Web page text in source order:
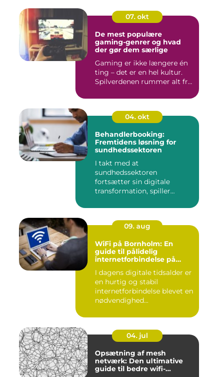
07. okt
De mest populære
gaming-genrer og hvad
der gør dem særlige
Gaming er ikke længere én
ting – det er en hel kultur.
Spilverdenen rummer alt fr...
04. okt
Behandlerbooking:
Fremtidens løsning for
sundhedssektoren
I takt med at
sundhedssektoren
fortsætter sin digitale
transformation, spiller
09. aug
WiFi på Bornholm: En
guide til pålidelig
internetforbindelse på
I dagens digitale tidsalder er
en hurtig og stabil
internetforbindelse blevet en
nødvendighed...
04. jul
Opsætning af mesh
netværk: Den ultimative
guide til bedre wifi-